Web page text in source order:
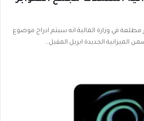
في وزارة المالية انه سيتم ادراج موضوع
الجديدة ابريل المقبل…